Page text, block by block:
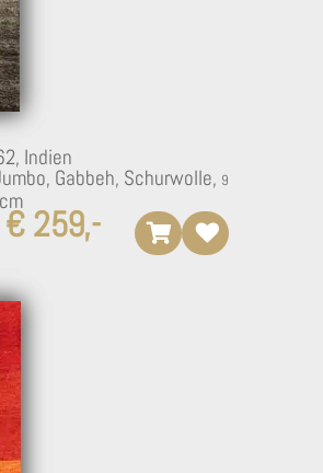
Indien
Gabbeh, Schurwolle,
€ 259,-